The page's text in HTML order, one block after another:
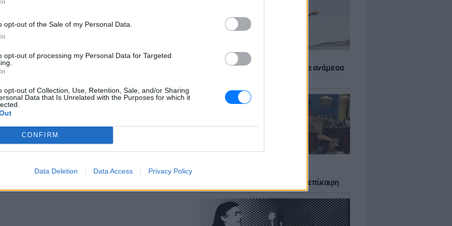
opt-out of the Sale of my Personal Data.
opt-out of processing my Personal Data for Targeted
opt-out of Collection, Use, Retention, Sale, and/or Sharing
Data that Is Unrelated with the Purposes for which it
CONFIRM
Data Deletion Data Access Privacy Policy
Πώς να αποφύγεις το σύγκαμα ανάμεσα
νεοπλουτισμό και παραμένει επίκαιρη
στο
στηνροή ειδήσεωντου E-Daily.gr
και στο Instagram